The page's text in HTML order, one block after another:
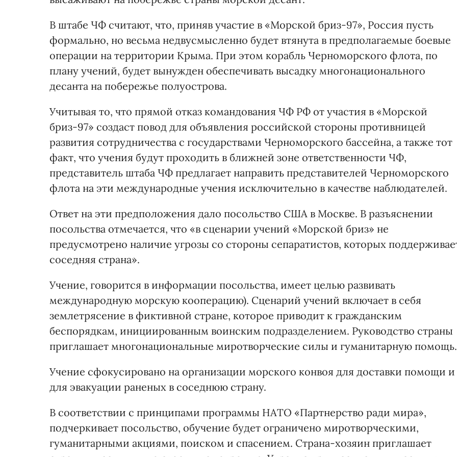
В штабе ЧФ считают, что, приняв участие в «Морской бриз-97», Россия пусть
формально, но весьма недвусмысленно будет втянута в предполагаемые боевые
операции на территории Крыма. При этом корабль Черноморского флота, по
плану учений, будет вынужден обеспечивать высадку многонационального
десанта на побережье полуострова.
Учитывая то, что прямой отказ командования ЧФ РФ от участия в «Морской
бриз-97» создаст повод для объявления российской стороны противницей
развития сотрудничества с государствами Черноморского бассейна, а также тот
факт, что учения будут проходить в ближней зоне ответственности ЧФ,
представитель штаба ЧФ предлагает направить представителей Черноморского
флота на эти международные учения исключительно в качестве наблюдателей.
Ответ на эти предположения дало посольство США в Москве. В разъяснении
посольства отмечается, что «в сценарии учений «Морской бриз» не
предусмотрено наличие угрозы со стороны сепаратистов, которых
соседняя страна».
Учение, говорится в информации посольства, имеет целью развивать
международную морскую кооперацию). Сценарий учений включает в себя
землетрясение в фиктивной стране, которое приводит к гражданским
беспорядкам, инициированным воинским подразделением. Руководство страны
приглашает многонациональные миротворческие силы и гуманитарную помощь.
Учение сфокусировано на организации морского конвоя для доставки помощи и
для эвакуации раненых в соседнюю страну.
В соответствии с принципами программы НАТО «Партнерство ради мира»,
подчеркивает посольство, обучение будет ограничено миротворческими,
гуманитарными акциями, поиском и спасением. Страна-хозяин приглашает